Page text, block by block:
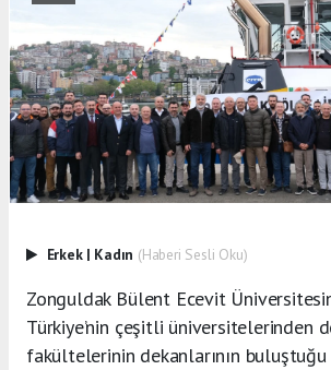
Erkek | Kadın (Haberi Sesli Oku)
Zonguldak Bülent Ecevit
Türkiye’nin çeşitli üniversitelerinden
fakültelerinin dekanlarının